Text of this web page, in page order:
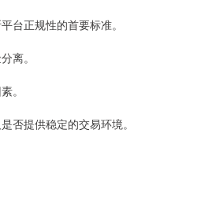
台正规性的首要标准。
离。
。
否提供稳定的交易环境。